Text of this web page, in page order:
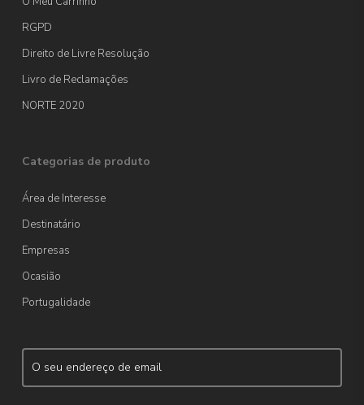
RGPD
Direito de Livre Resolução
Livro de Reclamações
NORTE 2020
Categorias de produto
Área de Interesse
Destinatário
Empresas
Ocasião
Portugalidade